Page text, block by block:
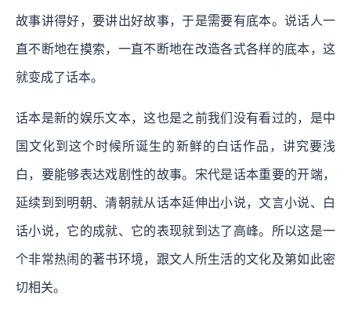
故事讲得好，要讲出好故事，于是需要有底本。说话人一
直不断地在摸索，一直不断地在改造各式各样的底本，这
就变成了话本。
话本是新的娱乐文本，这也是之前我们没有看过的，是中
国文化到这个时候所诞生的新鲜的白话作品，讲究要浅
白，要能够表达戏剧性的故事。宋代是话本重要的开端，
延续到到明朝、清朝就从话本延伸出小说，文言小说、白
话小说，它的成就、它的表现就到达了高峰。所以这是一
个非常热闹的著书环境，跟文人所生活的文化及第如此密
切相关。